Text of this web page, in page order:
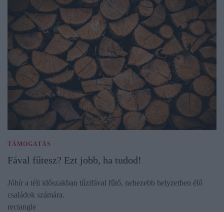
TÁMOGATÁS
Fával fűtesz? Ezt jobb, ha tudod!
Jóhír a téli időszakban tűzifával fűtő, nehezebb helyzetben élő
családok számára.
rectangle